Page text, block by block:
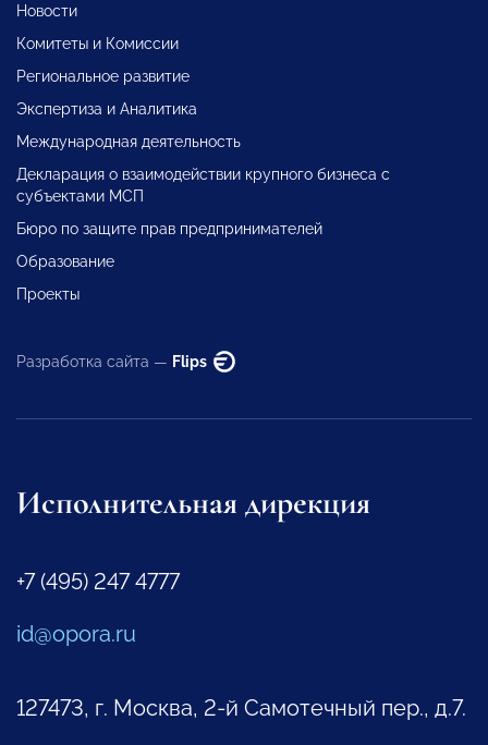
Новости
Комитеты и Комиссии
Региональное развитие
Экспертиза и Аналитика
Международная деятельность
Декларация о взаимодействии крупного бизнеса с
субъектами МСП
Бюро по защите прав предпринимателей
Образование
Проекты
Разработка сайта — Flips
Исполнительная дирекция
+7 (495) 247 4777
id@opora.ru
127473, г. Москва, 2-й Самотечный пер., д.7.